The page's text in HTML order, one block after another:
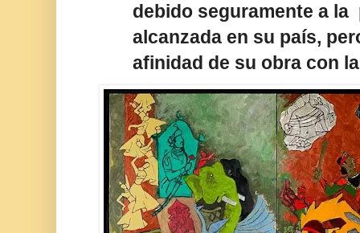
debido seguramente a la
alcanzada en su país,
afinidad de su obra con